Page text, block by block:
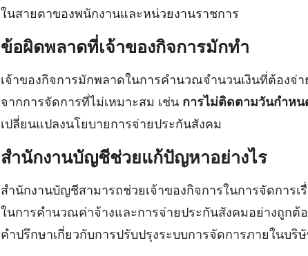
ในสายตาของพนักงานและหน่วยงานราชการ
ข้อผิดพลาดที่เจ้าของกิจการมักทำ
เจ้าของกิจการมักพลาดในการคำนวณจำนวนเงินที่ต้องจ่
จากการจัดการที่ไม่เหมาะสม เช่น การไม่ติดตามวันกำหน
เปลี่ยนแปลงนโยบายการจ่ายประกันสังคม
สำนักงานบัญชีช่วยแก้ปัญหาอย่างไร
สำนักงานบัญชีสามารถช่วยเจ้าของกิจการในการจัดการ
ในการคำนวณค่าจ้างและการจ่ายประกันสังคมอย่างถูกต้
คำปรึกษาเกี่ยวกับการปรับปรุงระบบการจัดการภายในบ